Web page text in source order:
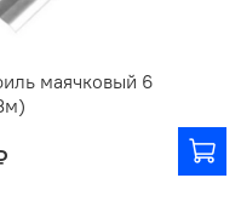
маячковый 6